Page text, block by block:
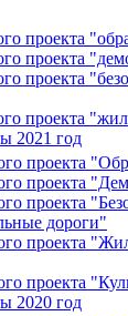
проекта
проекта
проекта
проекта
2021 год
проекта
проекта
проекта
дороги"
проекта
проекта
2020 год